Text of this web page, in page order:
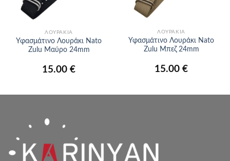
ΛΟΥΡΆΚΙΑ
Υφασμάτινο Λουράκι Nato
Zulu Μαύρο 24mm
15.00 €
ΛΟΥΡΆΚΙΑ
Υφασμάτινο Λουράκι Nato
Zulu Μπεζ 24mm
15.00 €